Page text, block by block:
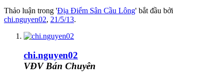
Thảo luận trong 'Địa Điểm Sân Cầu Lông' bắt đầu bởi
chi.nguyen02, 21/5/13.
chi.nguyen02
VĐV Bán Chuyên